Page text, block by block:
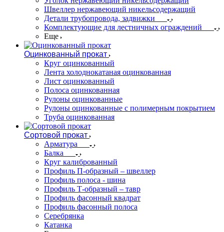
Швеллер нержавеющий никельсодержащий
Детали трубопровода, задвижки
Комплектующие для лестничных ограждений
Еще
Оцинкованный прокат
Круг оцинкованный
Лента холоднокатаная оцинкованная
Лист оцинкованный
Полоса оцинкованная
Рулоны оцинкованные
Рулоны оцинкованные с полимерным покрытием
Труба оцинкованная
Сортовой прокат
Арматура
Балка
Круг калиброванный
Профиль П-образный – швеллер
Профиль полоса - шина
Профиль Т-образный – тавр
Профиль фасонный квадрат
Профиль фасонный полоса
Серебрянка
Катанка